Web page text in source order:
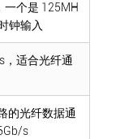
一个是 125MH
钟输入
，适合光纤通
的光纤数据通
s